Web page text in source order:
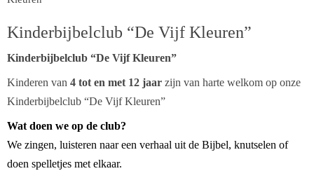
Kinderbijbelclub “De Vijf Kleuren”
Kinderbijbelclub “De Vijf Kleuren”
Kinderen van 4 tot en met 12 jaar zijn van harte welkom op onze
Kinderbijbelclub “De Vijf Kleuren”
Wat doen we op de club?
We zingen, luisteren naar een verhaal uit de Bijbel, knutselen of
doen spelletjes met elkaar.